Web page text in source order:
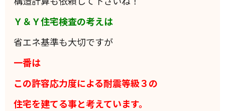
Ｙ＆Ｙ住宅検査の考えは
省エネ基準も大切ですが
一番は
この許容応力度による耐震等級３の
住宅を建てる事と考えています。